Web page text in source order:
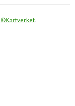
©Kartverket